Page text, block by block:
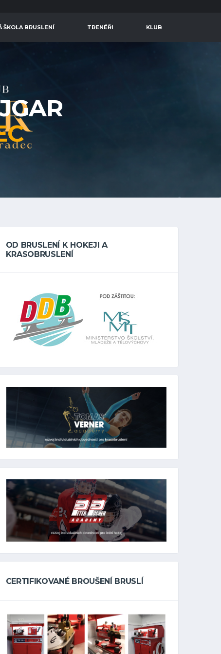
ŠKOLA BRUSLENÍ TRENÉŘI KLUB
OD BRUSLENÍ K HOKEJI A
KRASOBRUSLENÍ
CERTIFIKOVANÉ BROUŠENÍ BRUSLÍ